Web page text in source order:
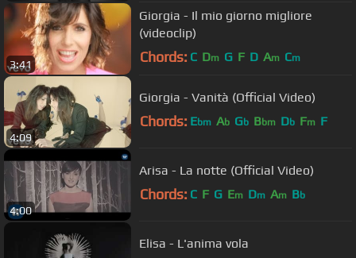
3:41
Giorgia - Il mio giorno migliore
(videoclip)
Chords: C Dm G F D Am Cm
4:09
Giorgia - Vanità (Official Video)
Chords: Ebm Ab Gb Bbm Db Fm F
4:00
Arisa - La notte (Official Video)
Chords: C F G Em Dm Am Bb
Elisa - L'anima vola